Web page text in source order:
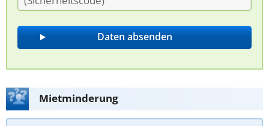
Mietminderung